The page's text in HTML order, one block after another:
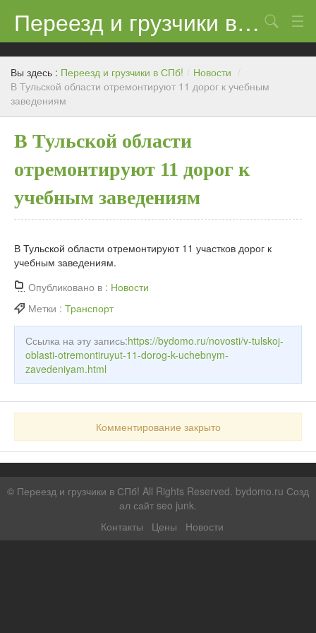
Переезд и грузчики в СПб!
Контакты
Цены
Новости
Поиск
Вы здесь : Переезд и грузчики в СПб! / Новости /
В Тульской области отремонтируют 11 дорог к учебным
заведениям
В Тульской области
отремонтируют 11 дорог к
учебным заведениям
В Тульской области отремонтируют 11 участков дорог к
учебным заведениям.
Опубликовано в : Новости
Метки : Транспорт
Ссылка на эту запись:https://bydomo.ru/novosti/v-tulskoj-
oblasti-otremontiruyut-11-dorog-k-uchebnym-
zavedeniyam.html
Комментирование закрыто
© Переезд и грузчики в СПб! All Rights Reserved. bydomo.ru Созд
ал сайт seo junk.
Контакты
Цены Новости